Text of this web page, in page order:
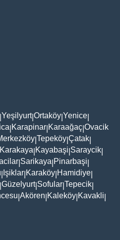
Yeşilyurt|Ortaköy Yenice
Karapinar Karaağaç Ovacik
Tepeköy Çatak
Karakaya Kayabaşi Saraycik
Sarikaya Pinarbaşi
Işiklar Karaköy Hamidiye
Güzelyurt| Sofular Tepecik
Akören Kaleköy Kavakli